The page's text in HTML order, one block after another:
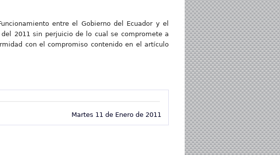
entre el Gobierno del Ecuador y el
2011 sin perjuicio de lo cual se compromete a
con el compromiso contenido en el artículo
Martes 11 de Enero de 2011